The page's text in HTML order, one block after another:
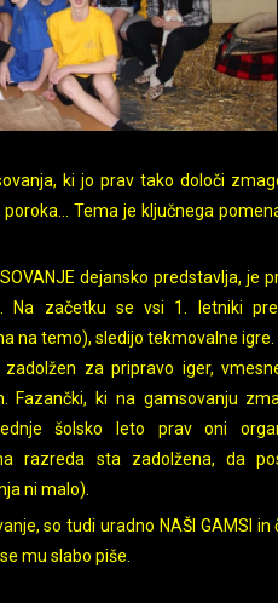
ki jo prav tako določi
Tema je ključnega
dejansko predstavlja, je
Na začetku se vsi 1. letniki
na temo), sledijo tekmovalne igre.
za pripravo iger,
Fazančki, ki na gamsovanju
šolsko leto prav oni
razreda sta zadolžena, da
ni malo).
so tudi uradno NAŠI GAMSI in
mu slabo piše.